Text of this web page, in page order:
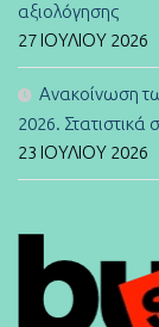
αξιολόγησης
27 ΙΟΥΛΊΟΥ 2026
Ανακοίνωση
2026. Στατιστικά
23 ΙΟΥΛΊΟΥ 2026